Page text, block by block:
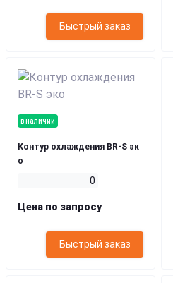
Быстрый заказ
в наличии
Контур охлаждения BR-S эк
о
0
Цена по запросу
Быстрый заказ